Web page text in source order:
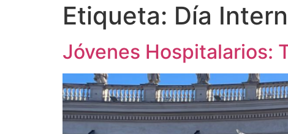
Etiqueta: Día
Jóvenes Hospitalarios: